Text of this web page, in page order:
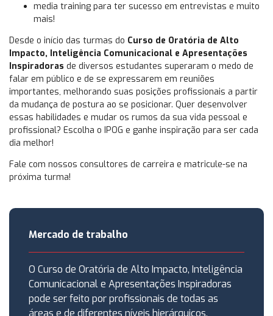
media training para ter sucesso em entrevistas e muito
mais!
Desde o início das turmas do Curso de Oratória de Alto
Impacto, Inteligência Comunicacional e Apresentações
Inspiradoras de diversos estudantes superaram o medo de
falar em público e de se expressarem em reuniões
importantes, melhorando suas posições profissionais a partir
da mudança de postura ao se posicionar. Quer desenvolver
essas habilidades e mudar os rumos da sua vida pessoal e
profissional? Escolha o IPOG e ganhe inspiração para ser cada
dia melhor!
Fale com nossos consultores de carreira e matricule-se na
próxima turma!
Mercado de trabalho
O Curso de Oratória de Alto Impacto, Inteligência
Comunicacional e Apresentações Inspiradoras
pode ser feito por profissionais de todas as
áreas e de diferentes níveis hierárquicos,